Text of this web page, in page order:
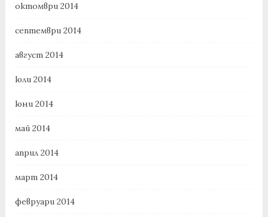
октомври 2014
септември 2014
август 2014
юли 2014
юни 2014
май 2014
април 2014
март 2014
февруари 2014